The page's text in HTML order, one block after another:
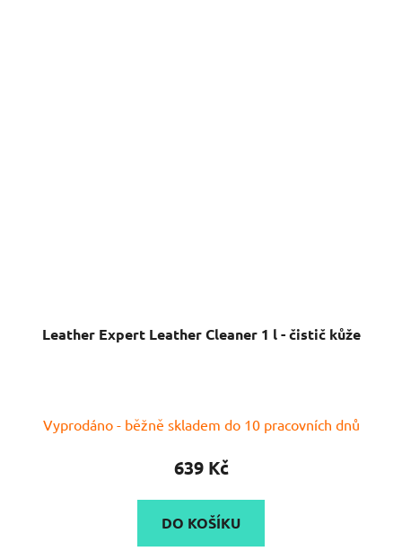
Leather Expert Leather Cleaner 1 l - čistič kůže
Vyprodáno - běžně skladem do 10 pracovních dnů
639 Kč
DO KOŠÍKU